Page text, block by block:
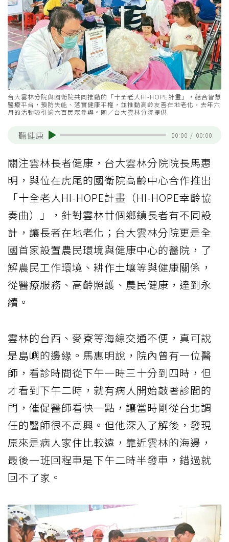
台大雲林分院與國衛院共同推動的「十全老人HI-HOPE計畫」，結合智慧
醫療平台，預防失能、落實健康平權，並推動高齡友善在地老化，去年六
月的活動吸引逾六百民眾參與。圖／台大雲林分院提供
聽健康 00:00 / 00:00
關注雲林長者健康，台大雲林分院院長馬惠
明，與位在虎尾的國衛院高齡中心合作推出
「十全老人HI-HOPE計畫（HI-HOPE幸齡協
奏曲）」，針對雲林廿個鄉鎮長者有不同設
計，讓長者在地老化；台大雲林分院更是全
國首家設置農民環境與健康中心的醫院，了
解農民工作環境、耕作土壤等與健康關係，
從醫療服務、高齡照護、農民健康，達到永
續。
雲林的台西、麥寮等海線交通不便，真可說
是島嶼的邊緣。馬惠明說，院內曾有一位醫
師，看診時間從下午一時三十分到四時，但
才看到下午二時，就有病人開始敲著診間的
門，催促醫師看快一點，讓當時剛從台北調
任的醫師很不高興。但他深入了解後，發現
原來是病人家住比較遠，靠近雲林的海邊，
最後一班回程車是下午二時半發車，錯過就
回不了家。